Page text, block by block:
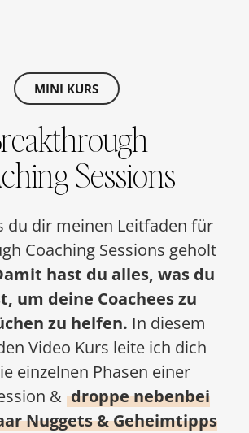
MINI KURS
Sessions
du dir meinen Leitfaden für
Coaching Sessions geholt
hast du alles, was du
um deine Coachees zu
zu helfen. In diesem
Video Kurs leite ich dich
einzelnen Phasen einer
& droppe nebenbei
Nuggets & Geheimtipps